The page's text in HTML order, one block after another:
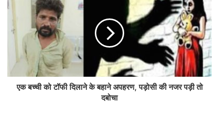
एक बच्ची को टॉफी दिलाने के बहाने अपहरण, पड़ोसी की नजर पड़ी तो
दबोचा